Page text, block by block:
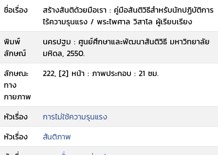
ชื่อเรื่อง
สร้างสันติด้วยมือเรา : คู่มือสันติวิธีสำหรับนักปฏิบัติการ
ไร้ความรุนแรง / พระไพศาล วิสาโล ผู้เรียบเรียง
พิมพ์
ลักษณ์
นครปฐม : ศูนย์ศึกษาและพัฒนาสันติวิธี มหาวิทยาลัย
มหิดล, 2550.
ลักษณะ
ทาง
กายภาพ
222, [2] หน้า : ภาพประกอบ : 21 ซม.
หัวเรื่อง
การไม่ใช้ความรุนแรง
หัวเรื่อง
สันติภาพ